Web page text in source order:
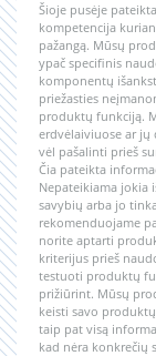
Šioje pusėje
kompetencija
pažangą. Mūsų
ypač specifinis
komponentų
priežasties
produktų funkciją.
erdvėlaiviuose ar jų
vėl pašalinti prieš
Čia pateikta
Nepateikiama jokia
savybių arba jo
rekomenduojame
norite aptarti
kriterijus prieš
testuoti produktų
prižiūrint. Mūsų
keisti savo
taip pat visą
kad nėra konkrečių